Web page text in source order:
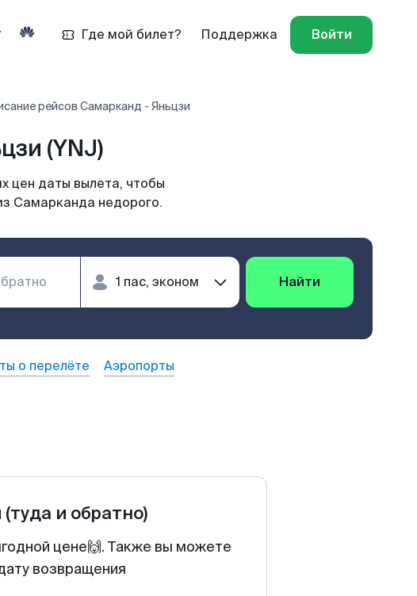
Где мой билет? Поддержка Войти
рейсов Самарканд - Яньцзи
(YNJ)
цен даты вылета, чтобы
Самарканда недорого.
Найти
о перелёте Аэропорты
(туда и обратно)
цене🙌. Также вы можете
возвращения